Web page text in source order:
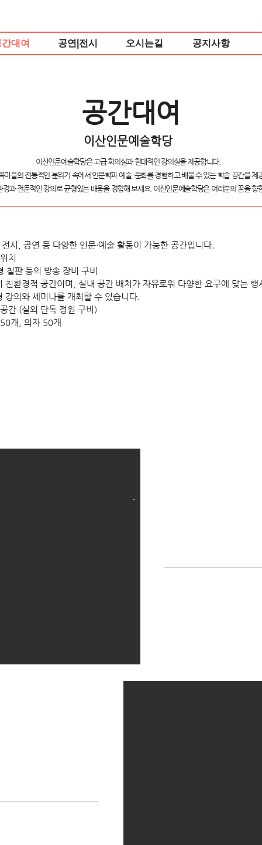
간대여 공연|전시 오시는길 공지사항
시, 공연 등 다양한 인문・예술 활동이 가능한 공간입니다.
치
판 등의 방송 장비 구비
환경적 공간이며, 실내 공간 배치가 자유로워 다양한 요구에 맞는
의와 세미나를 개최할 수 있습니다.
간 (실외 단독 정원 구비)
개, 의자 50개
공간대여
이산인문예술학당
이산인문예술학당은 고급 회의실과 현대적인 강의실을 제공합니다.
마을의 전통적인 분위기 속에서 인문학과 예술, 문화를 경험하고 배울 수 있는 학습 공간을 제
과 전문적인 강의로 균형있는 배움을 경험해 보세요. 이산인문예술학당은 여러분의 꿈을 향